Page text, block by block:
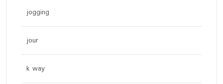
jogging
jour
k way